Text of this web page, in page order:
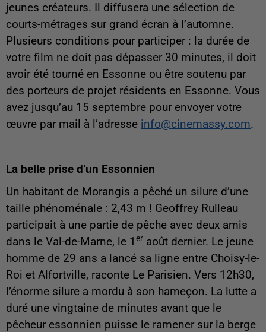
jeunes créateurs. Il diffusera une sélection de
courts-métrages sur grand écran à l’automne.
Plusieurs conditions pour participer : la durée de
votre film ne doit pas dépasser 30 minutes, il doit
avoir été tourné en Essonne ou être soutenu par
des porteurs de projet résidents en Essonne. Vous
avez jusqu’au 15 septembre pour envoyer votre
œuvre par mail à l’adresse info@cinemassy.com.
La belle prise d’un Essonnien
Un habitant de Morangis a pêché un silure d’une
taille phénoménale : 2,43 m ! Geoffrey Rulleau
participait à une partie de pêche avec deux amis
dans le Val-de-Marne, le 1 er août dernier. Le jeune
homme de 29 ans a lancé sa ligne entre Choisy-le-
Roi et Alfortville, raconte Le Parisien. Vers 12h30,
l’énorme silure a mordu à son hameçon. La lutte a
duré une vingtaine de minutes avant que le
pêcheur essonnien puisse le ramener sur la berge